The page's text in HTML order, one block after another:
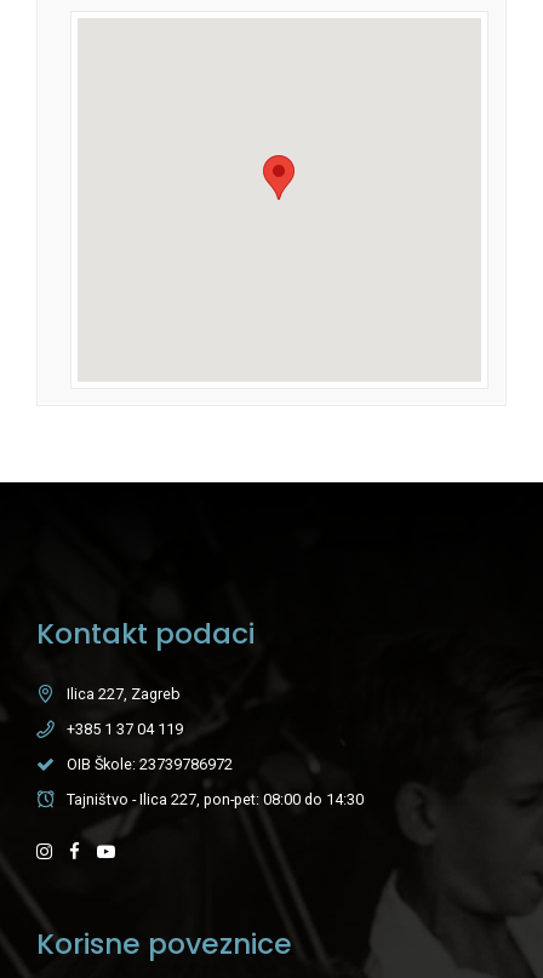
Kontakt podaci
Ilica 227, Zagreb
+385 1 37 04 119
OIB Škole: 23739786972
Tajništvo - Ilica 227, pon-pet: 08:00 do 14:30
Korisne poveznice